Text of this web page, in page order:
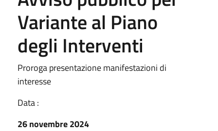
Variante al Piano
degli Interventi
Proroga presentazione manifestazioni di
interesse
Data :
26 novembre 2024